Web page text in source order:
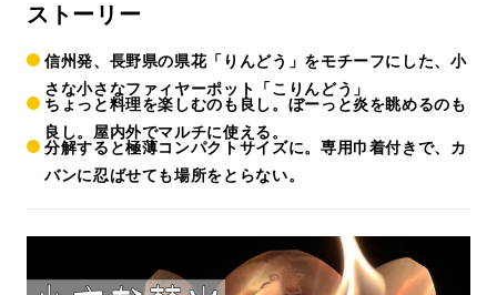
ストーリー
信州発、長野県の県花「りんどう」をモチーフにした、小
さな小さなファィヤーポット「こりんどう」
ちょっと料理を楽しむのも良し。ぼーっと炎を眺めるのも
良し。屋内外でマルチに使える。
分解すると極薄コンパクトサイズに。専用巾着付きで、カ
バンに忍ばせても場所をとらない。